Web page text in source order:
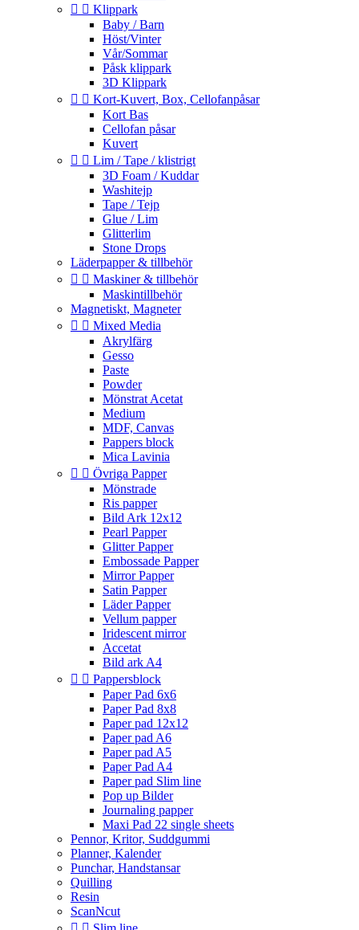
  Klippark
Baby / Barn
Höst/Vinter
Vår/Sommar
Påsk klippark
3D Klippark
  Kort-Kuvert, Box, Cellofanpåsar
Kort Bas
Cellofan påsar
Kuvert
  Lim / Tape / klistrigt
3D Foam / Kuddar
Washitejp
Tape / Tejp
Glue / Lim
Glitterlim
Stone Drops
Läderpapper & tillbehör
  Maskiner & tillbehör
Maskintillbehör
Magnetiskt, Magneter
  Mixed Media
Akrylfärg
Gesso
Paste
Powder
Mönstrat Acetat
Medium
MDF, Canvas
Pappers block
Mica Lavinia
  Övriga Papper
Mönstrade
Ris papper
Bild Ark 12x12
Pearl Papper
Glitter Papper
Embossade Papper
Mirror Papper
Satin Papper
Läder Papper
Vellum papper
Iridescent mirror
Accetat
Bild ark A4
  Pappersblock
Paper Pad 6x6
Paper Pad 8x8
Paper pad 12x12
Paper pad A6
Paper pad A5
Paper Pad A4
Paper pad Slim line
Pop up Bilder
Journaling papper
Maxi Pad 22 single sheets
Pennor, Kritor, Suddgummi
Planner, Kalender
Punchar, Handstansar
Quilling
Resin
ScanNcut